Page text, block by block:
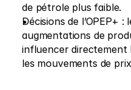
de pétrole plus faible.
Décisions de l’OPEP+
augmentations de
influencer directement
les mouvements de